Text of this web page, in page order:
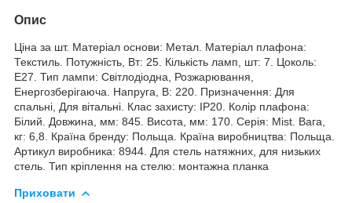
Опис
Ціна за шт. Матеріал основи: Метал. Матеріал плафона:
Текстиль. Потужність, Вт: 25. Кількість ламп, шт: 7. Цоколь:
E27. Тип лампи: Світлодіодна, Розжарювання,
Енергозберігаюча. Напруга, В: 220. Призначення: Для
спальні, Для вітальні. Клас захисту: IP20. Колір плафона:
Білий. Довжина, мм: 845. Висота, мм: 170. Серія: Mist. Вага,
кг: 6,8. Країна бренду: Польща. Країна виробництва: Польща.
Артикул виробника: 8944. Для стель натяжних, для низьких
стель. Тип кріплення на стелю: монтажна планка
Приховати